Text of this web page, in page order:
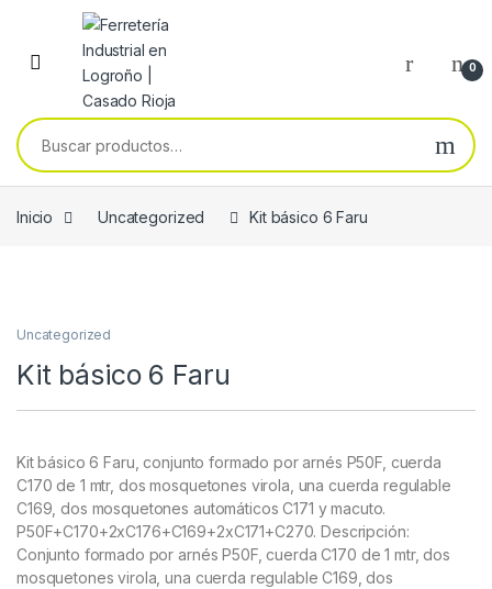
Skip to navigation
Skip to content
0
Buscar por:
Inicio Uncategorized Kit básico 6 Faru
Uncategorized
Kit básico 6 Faru
Kit básico 6 Faru, conjunto formado por arnés P50F, cuerda
C170 de 1 mtr, dos mosquetones virola, una cuerda regulable
C169, dos mosquetones automáticos C171 y macuto.
P50F+C170+2xC176+C169+2xC171+C270. Descripción:
Conjunto formado por arnés P50F, cuerda C170 de 1 mtr, dos
mosquetones virola, una cuerda regulable C169, dos